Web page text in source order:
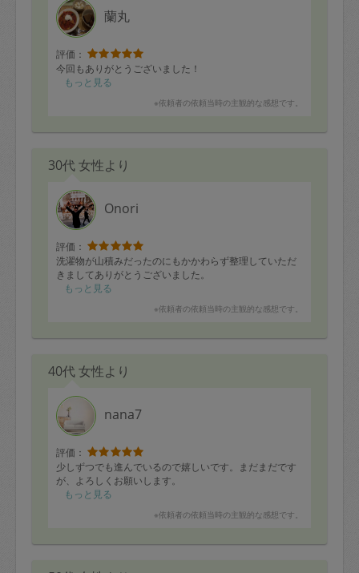
蘭丸
評価：
今回もありがとうございました！
もっと見る
※依頼者の依頼当時の主観的な感想です。
30代 女性より
Onori
評価：
洗濯物が山積みだったのにもかかわらず整理していただ
きましてありがとうございました。
もっと見る
※依頼者の依頼当時の主観的な感想です。
40代 女性より
nana7
評価：
少しずつでも進んでいるので嬉しいです。まだまだです
が、よろしくお願いします。
もっと見る
※依頼者の依頼当時の主観的な感想です。